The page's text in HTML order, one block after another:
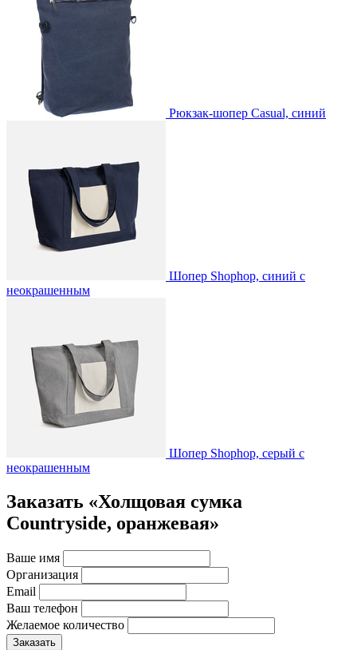
Рюкзак-шопер Casual, синий
Шопер Shophop, синий с
неокрашенным
Шопер Shophop, серый с
неокрашенным
Заказать «Холщовая сумка
Countryside, оранжевая»
Ваше имя
Организация
Email
Ваш телефон
Желаемое количество
Заказать